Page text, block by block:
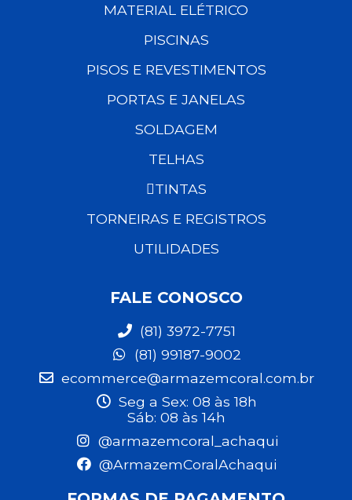
MATERIAL ELÉTRICO
PISCINAS
PISOS E REVESTIMENTOS
PORTAS E JANELAS
SOLDAGEM
TELHAS
TINTAS
TORNEIRAS E REGISTROS
UTILIDADES
FALE CONOSCO
(81) 3972-7751
(81) 99187-9002
ecommerce@armazemcoral.com.br
Seg a Sex: 08 às 18h
Sáb: 08 às 14h
@armazemcoral_achaqui
@ArmazemCoralAchaqui